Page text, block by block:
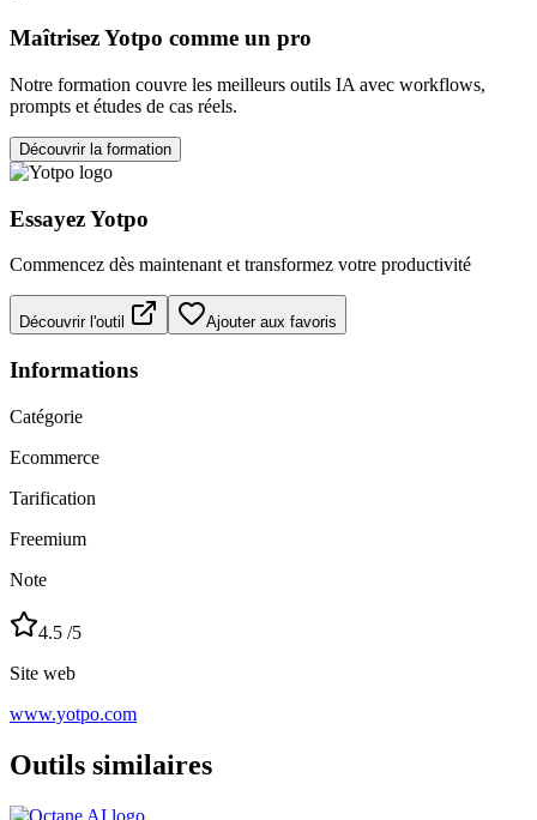
MaîtrisezYotpo comme un pro
Notre formation couvre les meilleurs outils IA avec workflows,
prompts et études de cas réels.
Découvrir la formation
EssayezYotpo
Commencez dès maintenant et transformez votre productivité
Découvrir l'outil Ajouter aux favoris
Informations
Catégorie
Ecommerce
Tarification
Freemium
Note
4.5 /5
Site web
www.yotpo.com
Outils similaires